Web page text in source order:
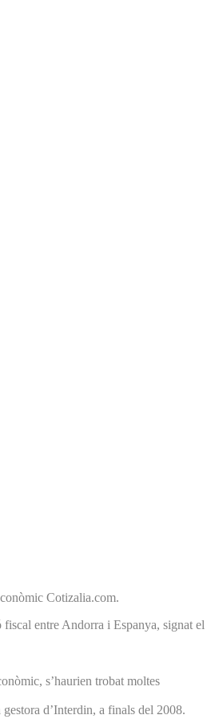
Cotizalia.com.
fiscal entre Andorra i Espanya, signat el
s’haurien trobat moltes
d’Interdin, a finals del 2008.